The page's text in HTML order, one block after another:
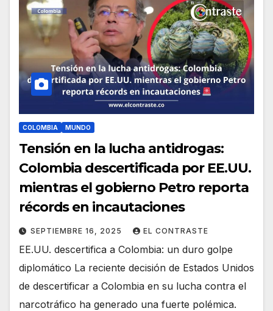
COLOMBIA MUNDO
Tensión en la lucha antidrogas:
Colombia descertificada por EE.UU.
mientras el gobierno Petro reporta
récords en incautaciones
SEPTIEMBRE 16, 2025 EL CONTRASTE
EE.UU. descertifica a Colombia: un duro golpe
diplomático La reciente decisión de Estados Unidos
de descertificar a Colombia en su lucha contra el
narcotráfico ha generado una fuerte polémica.